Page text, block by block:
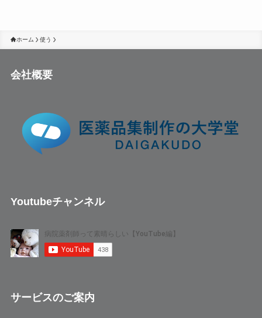
ホーム 使う
会社概要
Youtubeチャンネル
サービスのご案内